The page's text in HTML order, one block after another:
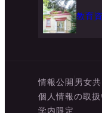
教育
情報公開 男女
個人情報の取
学内限定